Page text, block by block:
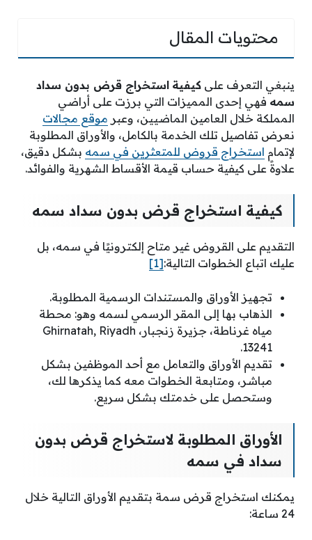
محتويات المقال
ينبغي التعرف على كيفية استخراج قرض بدون سداد
سمه فهي إحدى المميزات التي برزت على أراضي
المملكة خلال العامين الماضيين، وعبر موقع مجالات
نعرض تفاصيل تلك الخدمة بالكامل، والأوراق المطلوبة
لإتمام استخراج قروض للمتعثرين في سمه بشكل دقيق،
علاوةً على كيفية حساب قيمة الأقساط الشهرية والفوائد.
كيفية استخراج قرض بدون سداد سمه
التقديم على القروض غير متاح إلكترونيًا في سمه، بل
عليك اتباع الخطوات التالية:[1]
تجهيز الأوراق والمستندات الرسمية المطلوبة.
الذهاب بها إلى المقر الرسمي لسمه وهو: محطة
مياه غرناطة، جزيرة زنجبار، Ghirnatah, Riyadh
13241.
تقديم الأوراق والتعامل مع أحد الموظفين بشكل
مباشر، ومتابعة الخطوات معه كما يذكرها لك،
وستحصل على خدمتك بشكل سريع.
الأوراق المطلوبة لاستخراج قرض بدون
سداد في سمه
يمكنك استخراج قرض سمة بتقديم الأوراق التالية خلال
24 ساعة: